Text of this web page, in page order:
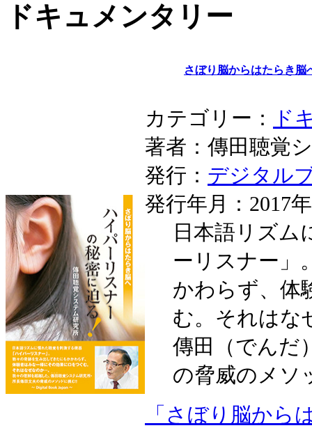
ドキュメンタリー
さぼり脳からはたらき脳
カテゴリー：
ド
著者：傳田聴覚
発行： デジタル
発行年月：2017
日本語リズム
ーリスナー」
かわらず、体
む。それはな
傳田（でんだ
の脅威のメソ
「さぼり脳から